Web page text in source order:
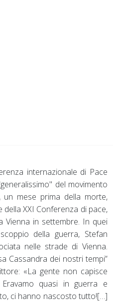
internazionale di Pace
del movimento
un mese prima della morte,
XXI Conferenza di pace,
Vienna in settembre. In quei
della guerra, Stefan
nelle strade di Vienna.
Cassandra dei nostri tempi”
«La gente non capisce
quasi in guerra e
ci hanno nascosto tutto![…]